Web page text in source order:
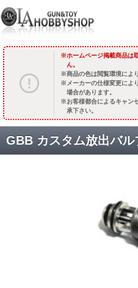
ホームページ掲載商品は
ん。
商品の色は閲覧環境によ
メーカーの仕様変更によ
場合があります。
お客様都合によるキャン
承下さい。